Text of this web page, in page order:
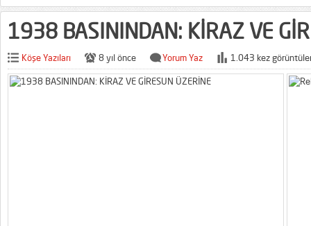
1938 BASININDAN: KİRAZ VE
Köşe Yazıları 8 yıl önce Yorum Yaz 1.043 kez